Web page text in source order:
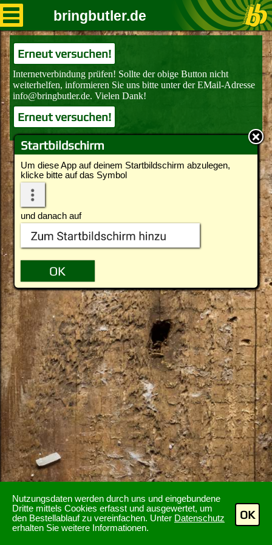
Nutzungsdaten werden durch uns und eingebundene
Dritte mittels Cookies erfasst und ausgewertet, um
den Bestellablauf zu vereinfachen. Unter Datenschutz
erhalten Sie weitere Informationen.
OK
Startbildschirm
Um diese App auf deinem Startbildschirm abzulegen,
klicke bitte auf das Symbol
und danach auf
bringbutler.de
Erneut versuchen!
Erneut versuchen!